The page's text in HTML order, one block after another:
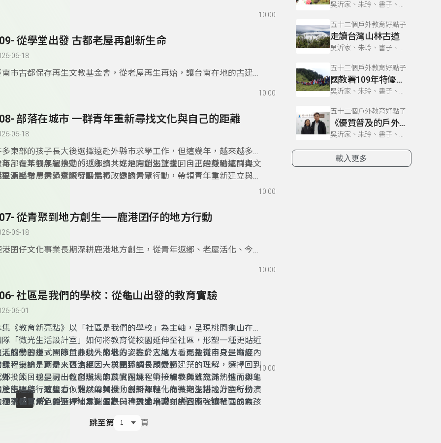
10:00
從學堂出發 古都老屋再創新生命
06-18
南市古都保存再生文教基金會，從老屋再生再始，讓台南在地的古建築
10:00
部落在城市 一群青年重新尋找文化與自己的距離
06-18
多東部的孩子長大後選擇遠赴外縣市求學工作，但這幾年，越來越多的
年，在某個年紀決定「返鄉」，或是開始渴望找回自己的身份認同與文
根源。
育部青年發展署推動的「永續共好地方創生計畫」，正是鼓勵這群青年
生活出發，透過實際行動累積改變的力量。
臺東縣布農青年永續發展協會，透過青聚行動，帶領青年重新建立與部
10:00
從青聚到地方創生——鹿港囝仔的地方行動
06-18
港囝仔文化事業長期深耕鹿港地方創生，從青年返鄉、老屋活化、今秋
合的可能性。尤其在「青聚點」相關計畫中，透過實際走讀、地方實作
方生活的一種方式。
10:00
社區是我們的學校：從龜山出發的教育實驗
06-01
集《教育新亮點》以「社區是我們的學校」為主軸，呈現桃園龜山在地
隊「微光生活設計室」如何將教育從校園延伸至社區，形塑一種更貼近
活的學習模式。節目最動人的地方，在於它讓人看見教育不只是制度內
課程安排，而是來自土地、人與關係的長期累積。
人感動的是，團隊並非以外來者的姿態介入地方，而是從自身生命經驗
發。無論是創辦人張浩鉅因一次田野調查改變對建築的理解，選擇回到
鄉投入，或是另一位創辦人李苡帆在課程中接觸參與式設計，進而與龜
產生連結，這些看似偶然的契機，最終都轉化為長期深耕地方的行動。
種「留下來」的選擇，本身就是一種對土地深刻的回應。
外，節目也呈現出教育現場的真實困境。第一線教師雖充滿熱情，卻受
於時間與行政壓力，難以單獨推動創新課程。而微光生活設計室所扮演
「橋樑」角色，正好補足這個缺口，透過串聯在地資源，讓社區成為孩
個案例重新定義了「地方創生」與「人才培力」。它不強調單向的教
中發揮影響力。當個人的力量被串聯，地方不再只是地理空間，而成為
10:00
1 2 3 4 5 6 7 8 9 10 ... 47
跳至第 頁
吳沂家、朱玲、書子、巫巴克、書勤
五十二個戶外教育好點子
走讀台灣山林古道
吳沂家、朱玲、書子、巫巴克、書勤
五十二個戶外教育好點子
國教署109年特優教案-新竹光武國中「空中的島嶼」
吳沂家、朱玲、書子、巫巴克、書勤
五十二個戶外教育好點子
《優質普及的戶外教育》
吳沂家、朱玲、書子、巫巴克、書勤
載入更多